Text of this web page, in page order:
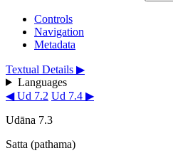
Controls
Navigation
Metadata
Textual Details ▶
Languages
◀ Ud 7.2 Ud 7.4 ▶
Udāna 7.3
Satta (pathama)